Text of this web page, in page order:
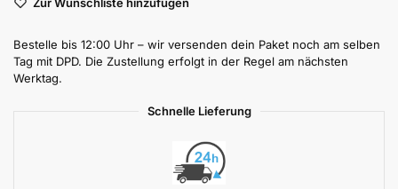
Bestelle bis 12:00 Uhr – wir versenden dein Paket noch am selben
Tag mit DPD. Die Zustellung erfolgt in der Regel am nächsten
Werktag.
Schnelle Lieferung